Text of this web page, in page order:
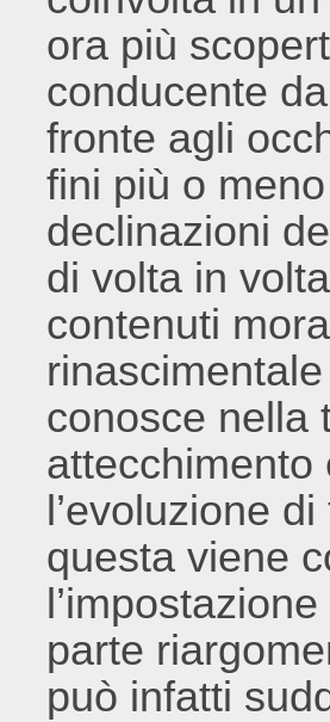
ora più
conducente
fronte agli
fini più o
declinazioni
di volta in
contenuti
conosce nella
attecchimento
l’evoluzione
questa viene
parte
può infatti